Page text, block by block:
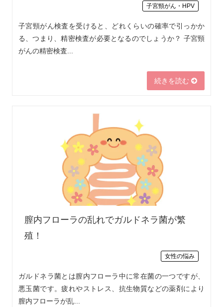
子宮頸がん・HPV
子宮頸がん検査を受けると、どれくらいの確率で引っかか
る、つまり、精密検査が必要となるのでしょうか？ 子宮頸
がんの精密検査...
続きを読む
膣内フローラの乱れでガルドネラ菌が繁
殖！
女性の悩み
ガルドネラ菌とは膣内フローラ中に常在菌の一つですが、
悪玉菌です。疲れやストレス、抗生物質などの薬剤により
膣内フローラが乱...